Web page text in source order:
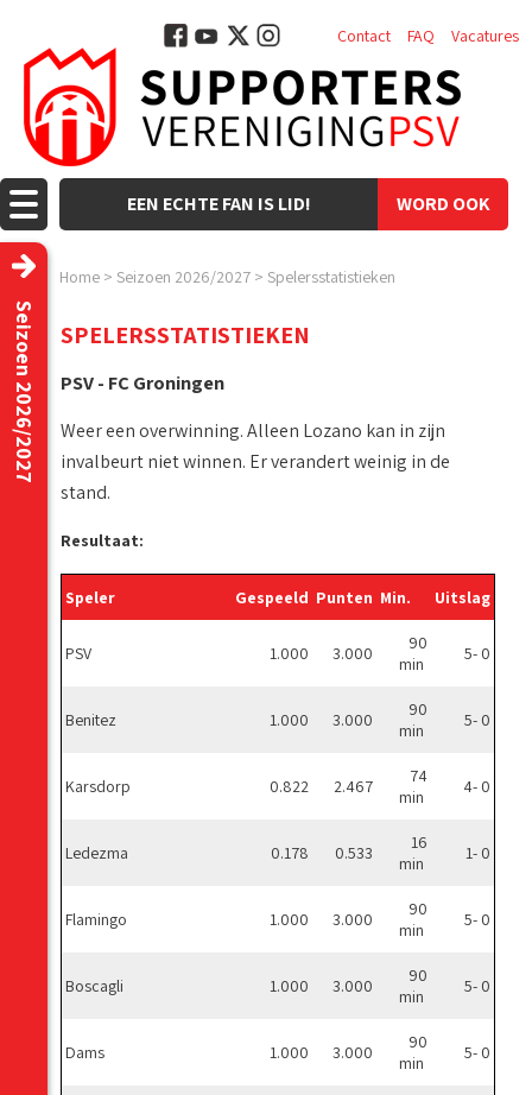
WORD OOK
EEN ECHTE FAN IS LID!
Contact FAQ Vacatures
Home > Seizoen 2026/2027 > Spelersstatistieken
Seizoen 2026/2027 SPELERSSTATISTIEKEN
PSV - FC Groningen
Weer een overwinning. Alleen Lozano kan in zijn
invalbeurt niet winnen. Er verandert weinig in de
stand.
Resultaat:
Speler Gespeeld Punten Min. Uitslag
PSV 1.000 3.000
90
min
5- 0
Benitez 1.000 3.000
90
min
5- 0
Karsdorp 0.822 2.467
74
min
4- 0
Ledezma 0.178 0.533
16
min
1- 0
Flamingo 1.000 3.000
90
min
5- 0
Boscagli 1.000 3.000
90
min
5- 0
Dams 1.000 3.000
90
min
5- 0